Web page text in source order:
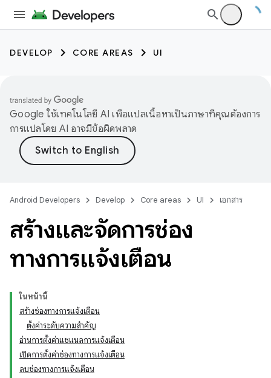
DEVELOP CORE AREAS UI
Google ใช้เทคโนโลยี AI เพื่อแปลเนื้อหาเป็นภาษาที่คุณต้องการ
การแปลโดย AI อาจมีข้อผิดพลาด
Android Developers Develop Core areas UI เอกสาร
สร้างและจัดการช่อง
ทางการแจ้งเตือน
ในหน้านี้
สร้างช่องทางการแจ้งเตือน
ตั้งค่าระดับความสำคัญ
อ่านการตั้งค่าแชแนลการแจ้งเตือน
เปิดการตั้งค่าช่องทางการแจ้งเตือน
ลบช่องทางการแจ้งเตือน